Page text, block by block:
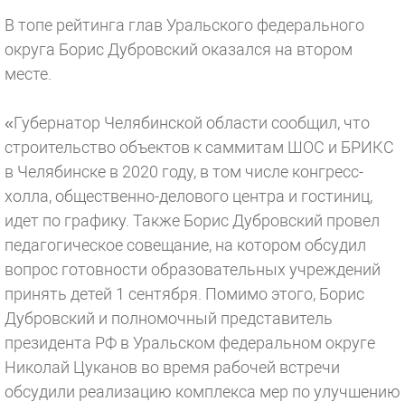
В топе рейтинга глав Уральского федерального
округа Борис Дубровский оказался на втором
месте.
«Губернатор Челябинской области сообщил, что
строительство объектов к саммитам ШОС и БРИКС
в Челябинске в 2020 году, в том числе конгресс-
холла, общественно-делового центра и гостиниц,
идет по графику. Также Борис Дубровский провел
педагогическое совещание, на котором обсудил
вопрос готовности образовательных учреждений
принять детей 1 сентября. Помимо этого, Борис
Дубровский и полномочный представитель
президента РФ в Уральском федеральном округе
Николай Цуканов во время рабочей встречи
обсудили реализацию комплекса мер по улучшению